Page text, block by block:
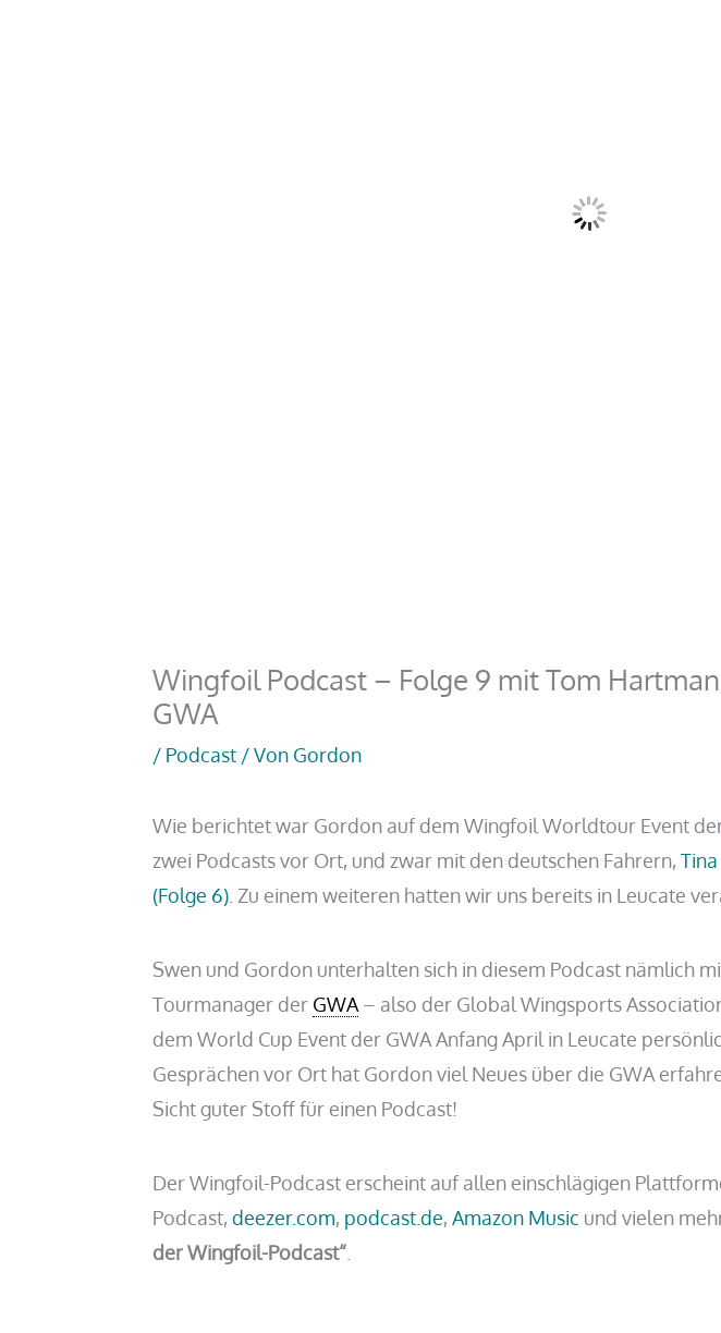
Wingfoil Podcast – Folge 9 mit Tom
GWA
/ Podcast / Von Gordon
Wie berichtet war Gordon auf dem Wingfoil Worldtour Event
zwei Podcasts vor Ort, und zwar mit den deutschen Fahrern,
(Folge 6) . Zu einem weiteren hatten wir uns bereits in Leucate
Swen und Gordon unterhalten sich in diesem Podcast nämlich
Tourmanager der GWA – also der Global Wingsports
dem World Cup Event der GWA Anfang April in Leucate
Gesprächen vor Ort hat Gordon viel Neues über die GWA
Sicht guter Stoff für einen Podcast!
Der Wingfoil-Podcast erscheint auf allen einschlägigen
Podcast,deezer.com, podcast.de,Amazon Music und vielen
der Wingfoil-Podcast“